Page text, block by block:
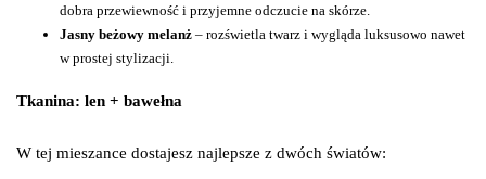
dobra przewiewność i przyjemne odczucie na skórze.
Jasny beżowy melanż – rozświetla twarz i wygląda luksusowo nawet
w prostej stylizacji.
Tkanina: len + bawełna
W tej mieszance dostajesz najlepsze z dwóch światów: